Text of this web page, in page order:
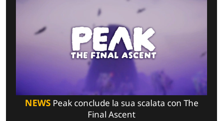
NEWSPeak conclude la sua scalata con The
Final Ascent